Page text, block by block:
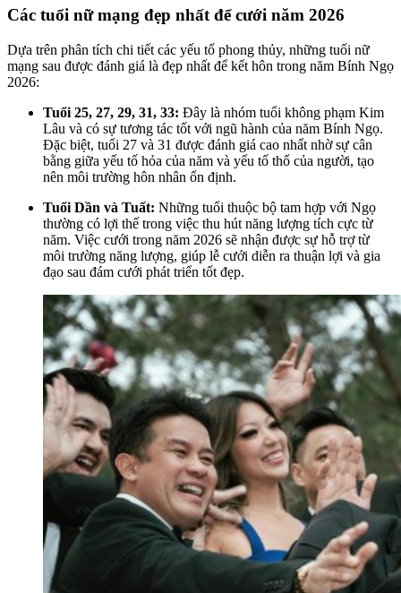
Các tuổi nữ mạng đẹp nhất để cưới năm 2026
Dựa trên phân tích chi tiết các yếu tố phong thủy, những tuổi nữ
mạng sau được đánh giá là đẹp nhất để kết hôn trong năm Bính Ngọ
2026:
Tuổi 25, 27, 29, 31, 33: Đây là nhóm tuổi không phạm Kim
Lâu và có sự tương tác tốt với ngũ hành của năm Bính Ngọ.
Đặc biệt, tuổi 27 và 31 được đánh giá cao nhất nhờ sự cân
bằng giữa yếu tố hỏa của năm và yếu tố thổ của người, tạo
nên môi trường hôn nhân ổn định.
Tuổi Dần và Tuất: Những tuổi thuộc bộ tam hợp với Ngọ
thường có lợi thế trong việc thu hút năng lượng tích cực từ
năm. Việc cưới trong năm 2026 sẽ nhận được sự hỗ trợ từ
môi trường năng lượng, giúp lễ cưới diễn ra thuận lợi và gia
đạo sau đám cưới phát triển tốt đẹp.